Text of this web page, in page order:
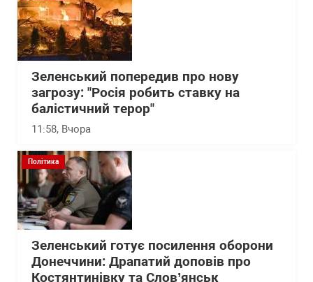
Зеленський попередив про нову
загрозу: "Росія робить ставку на
балістичний терор"
11:58, Вчора
Політика
Зеленський готує посилення оборони
Донеччини: Драпатий доповів про
Костянтинівку та Слов’янськ